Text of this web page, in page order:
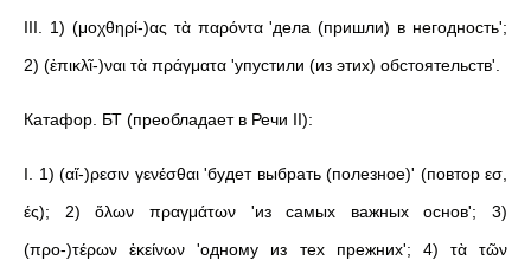
III. 1) (μοχθηρί-)ας τὰ παρόντα 'дела (пришли) в негодность';
2) (ἐπικλῖ-)ναι τὰ πράγματα 'упустили (из этих) обстоятельств'.
Катафор. БТ (преобладает в Речи II):
I. 1) (αἵ-)ρεσιν γενέσθαι 'будет выбрать (полезное)' (повтор εσ,
ές); 2) ὅλων πραγμάτων 'из самых важных основ'; 3)
(προ-)τέρων ἐκείνων 'одному из тех прежних'; 4) τὰ τῶν